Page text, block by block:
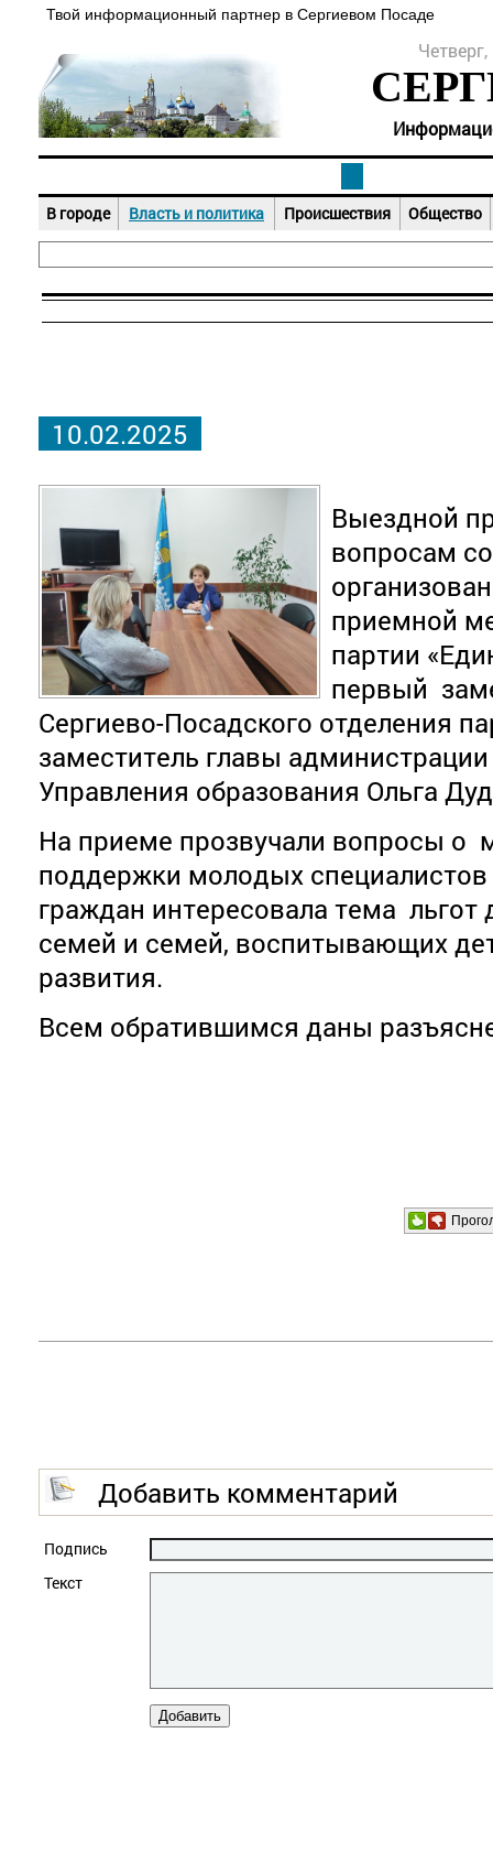
Твой информационный партнер в Сергиевом Посаде
В городе Власть и политика Происшествия Общество
10.02.2025
Выездной
вопросам
приемной
партии
первый
Сергиево-Посадского отделения
заместитель главы администрации
Управления образования Ольга
На приеме прозвучали вопросы о
поддержки молодых специалистов
граждан интересовала тема
семей и семей, воспитывающих
развития.
Всем обратившимся даны
Добавить комментарий
Подпись
Текст